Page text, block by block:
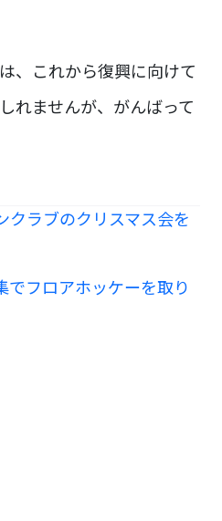
、これから復興に向けて
れませんが、がんばって
クラブのクリスマス会を
でフロアホッケーを取り